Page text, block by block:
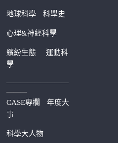
地球科學 科學史
心理&神經科學
繽紛生態運動科
學
—————————
———
CASE專欄
年度大
事
科學大人物